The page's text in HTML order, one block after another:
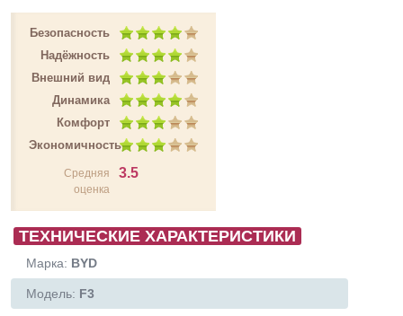
Безопасность
Надёжность
Внешний вид
Динамика
Комфорт
Экономичность
Средняя
оценка
3.5
ТЕХНИЧЕСКИЕ ХАРАКТЕРИСТИКИ
Марка: BYD
Модель: F3